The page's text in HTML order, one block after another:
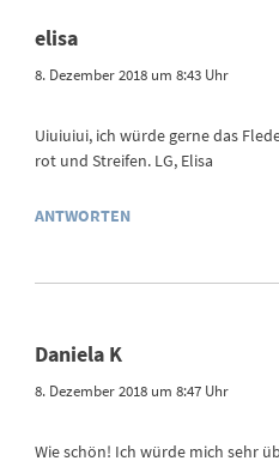
elisa
8. Dezember 2018 um 8:43 Uhr
Uiuiuiui, ich würde gerne das
rot und Streifen. LG, Elisa
ANTWORTEN
Daniela K
8. Dezember 2018 um 8:47 Uhr
Wie schön! Ich würde mich sehr